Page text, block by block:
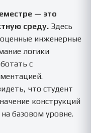
— это
среду. Здесь
инженерные
логики
с
что студент
конструкций
базовом уровне.